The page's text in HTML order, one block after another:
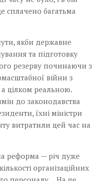
сплачено багатьма
якби державне
та підготовку
резерву починаючи з
війни з
а цілком реальною.
до законодавства
їхні міністри
витратили цей час на
реформа — річ дуже
організаційних